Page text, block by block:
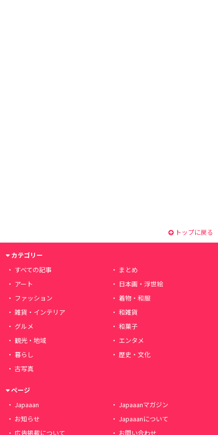
トップに戻る
カテゴリー
すべての記事
まとめ
アート
日本画・浮世絵
ファッション
着物・和服
雑貨・インテリア
和雑貨
グルメ
和菓子
観光・地域
エンタメ
暮らし
歴史・文化
古写真
ページ
Japaaan
Japaaanマガジン
お知らせ
Japaaanについて
広告掲載について
お問い合わせ